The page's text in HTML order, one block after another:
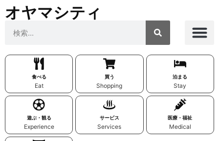
オヤマシティ
食べる
Eat
買う
Shopping
泊まる
Stay
遊ぶ・観る
Experience
サービス
Services
医療・福祉
Medical